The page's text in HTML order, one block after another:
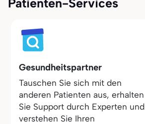
Gesundheitspartner
Tauschen Sie sich mit den
anderen Patienten aus, erhalten
Sie Support durch Experten und
verstehen Sie Ihren